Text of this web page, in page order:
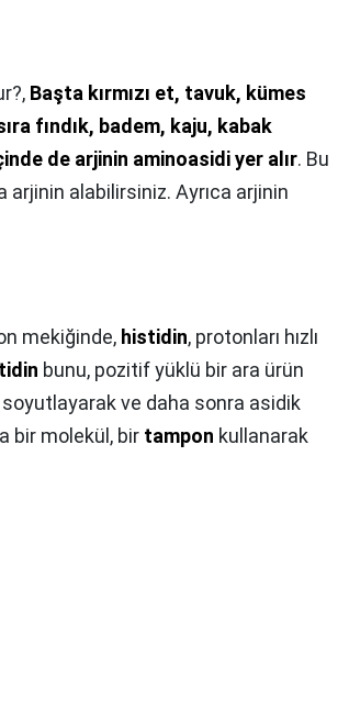
Başta kırmızı et, tavuk, kümes
fındık, badem, kaju, kabak
de arjinin aminoasidi yer alır. Bu
alabilirsiniz. Ayrıca arjinin
mekiğinde, histidin, protonları hızlı
bunu, pozitif yüklü bir ara ürün
ve daha sonra asidik
bir molekül, bir tampon kullanarak